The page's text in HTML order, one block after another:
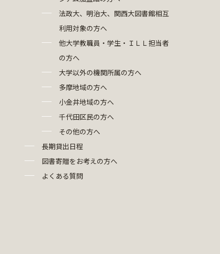
法政大、明治大、関西大図書館相互
利用対象の方へ
他大学教職員・学生・ＩＬＬ担当者
の方へ
大学以外の機関所属の方へ
多摩地域の方へ
小金井地域の方へ
千代田区民の方へ
その他の方へ
長期貸出日程
図書寄贈をお考えの方へ
よくある質問